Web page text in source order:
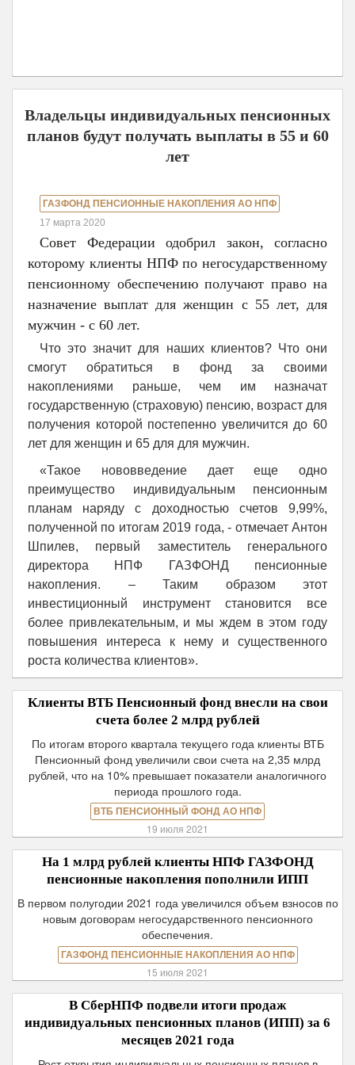
Владельцы индивидуальных пенсионных
планов будут получать выплаты в 55 и 60
лет
ГАЗФОНД ПЕНСИОННЫЕ НАКОПЛЕНИЯ АО НПФ
17 марта 2020
Совет Федерации одобрил закон, согласно
которому клиенты НПФ по негосударственному
пенсионному обеспечению получают право на
назначение выплат для женщин с 55 лет, для
мужчин - с 60 лет.
Что это значит для наших клиентов? Что они
смогут обратиться в фонд за своими
накоплениями раньше, чем им назначат
государственную (страховую) пенсию, возраст для
получения которой постепенно увеличится до 60
лет для женщин и 65 для для мужчин.
«Такое нововведение дает еще одно
преимущество индивидуальным пенсионным
планам наряду с доходностью счетов 9,99%,
полученной по итогам 2019 года, - отмечает Антон
Шпилев, первый заместитель генерального
директора НПФ ГАЗФОНД пенсионные
накопления. – Таким образом этот
инвестиционный инструмент становится все
более привлекательным, и мы ждем в этом году
повышения интереса к нему и существенного
роста количества клиентов».
Клиенты ВТБ Пенсионный фонд внесли на свои
счета более 2 млрд рублей
По итогам второго квартала текущего года клиенты ВТБ
Пенсионный фонд увеличили свои счета на 2,35 млрд
рублей, что на 10% превышает показатели аналогичного
периода прошлого года.
ВТБ ПЕНСИОННЫЙ ФОНД АО НПФ
19 июля 2021
На 1 млрд рублей клиенты НПФ ГАЗФОНД
пенсионные накопления пополнили ИПП
В первом полугодии 2021 года увеличился объем взносов по
новым договорам негосударственного пенсионного
обеспечения.
ГАЗФОНД ПЕНСИОННЫЕ НАКОПЛЕНИЯ АО НПФ
15 июля 2021
В СберНПФ подвели итоги продаж
индивидуальных пенсионных планов (ИПП) за 6
месяцев 2021 года